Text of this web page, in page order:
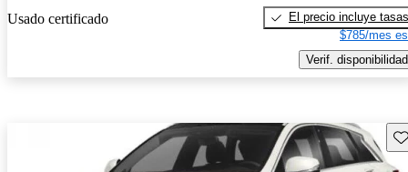
Usado certificado
El precio incluye tasas
$785/mes
Verif. disponibilidad